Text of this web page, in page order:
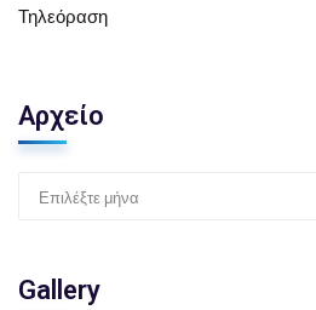
Τηλεόραση
Αρχείο
Επιλέξτε μήνα
Gallery